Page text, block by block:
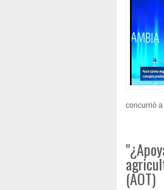
concurrió
(AOT)